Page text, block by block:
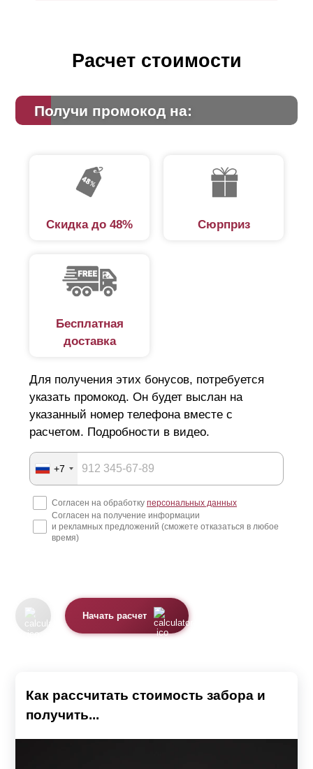
Расчет стоимости
Получи промокод на:
Скидка до 48% Сюрприз
Бесплатная
доставка
Для получения этих бонусов, потребуется
указать промокод. Он будет выслан на
указанный номер телефона вместе с
расчетом. Подробности в видео.
+7
Согласен на обработку персональных данных
Согласен на получение информации
и рекламных предложений (сможете отказаться в любое
время)
Начать расчет
Как рассчитать стоимость забора и
получить...